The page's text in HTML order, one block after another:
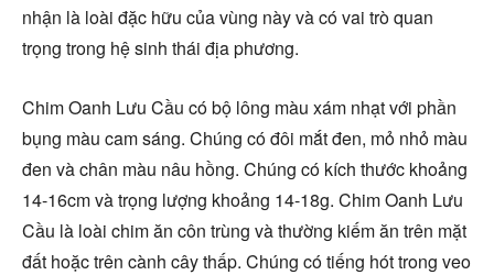
nhận là loài đặc hữu của vùng này và có vai trò quan
trọng trong hệ sinh thái địa phương.
Chim Oanh Lưu Cầu có bộ lông màu xám nhạt với phần
bụng màu cam sáng. Chúng có đôi mắt đen, mỏ nhỏ màu
đen và chân màu nâu hồng. Chúng có kích thước khoảng
14-16cm và trọng lượng khoảng 14-18g. Chim Oanh Lưu
Cầu là loài chim ăn côn trùng và thường kiếm ăn trên mặt
đất hoặc trên cành cây thấp. Chúng có tiếng hót trong veo